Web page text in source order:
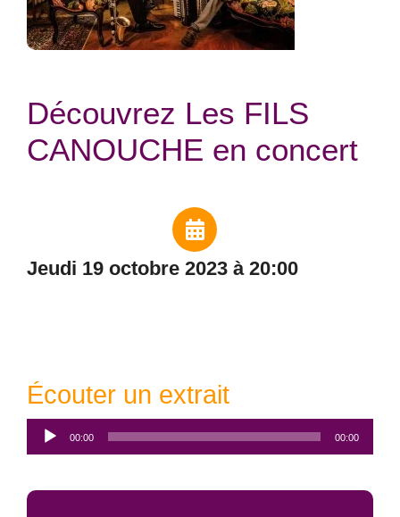
Découvrez Les FILS
CANOUCHE en concert
jeudi 19 octobre 2023 à 20:00
Écouter un extrait
Lecteur
audio
00:00 00:00